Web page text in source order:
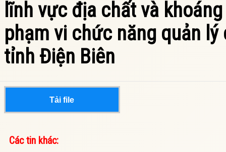
lĩnh vực địa chất và
phạm vi chức năng quản
tỉnh Điện Biên
Tải file
Các tin khác: